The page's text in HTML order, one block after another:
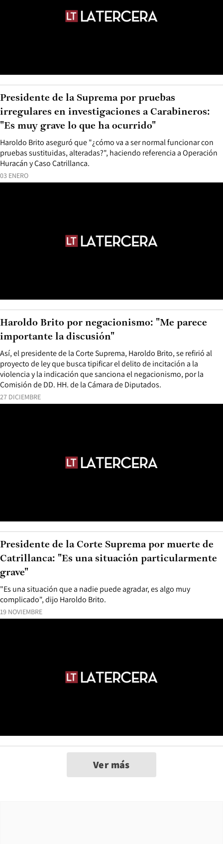
03 ENERO
Haroldo Brito aseguró que "¿cómo va a ser normal funcionar con
pruebas sustituidas, alteradas?", haciendo referencia a Operación
Huracán y Caso Catrillanca.
Presidente de la Suprema por pruebas
irregulares en investigaciones a Carabineros:
"Es muy grave lo que ha ocurrido"
27 DICIEMBRE
Así, el presidente de la Corte Suprema, Haroldo Brito, se refirió al
proyecto de ley que busca tipificar el delito de incitación a la
violencia y la indicación que sanciona el negacionismo, por la
Comisión de DD. HH. de la Cámara de Diputados.
Haroldo Brito por negacionismo: "Me parece
importante la discusión"
19 NOVIEMBRE
"Es una situación que a nadie puede agradar, es algo muy
complicado", dijo Haroldo Brito.
Presidente de la Corte Suprema por muerte de
Catrillanca: "Es una situación particularmente
grave"
Ver más